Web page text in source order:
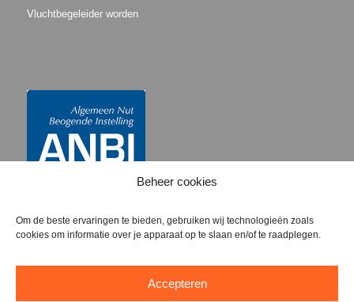
Beheer cookies
Om de beste ervaringen te bieden, gebruiken wij technologieën zoals
cookies om informatie over je apparaat op te slaan en/of te raadplegen.
Accepteren
Vluchtbegeleider worden